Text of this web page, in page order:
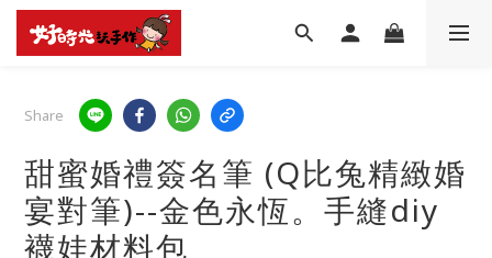
Share
甜蜜婚禮簽名筆 (Q比兔精緻婚
宴對筆)--金色永恆。手縫diy
襪娃材料包